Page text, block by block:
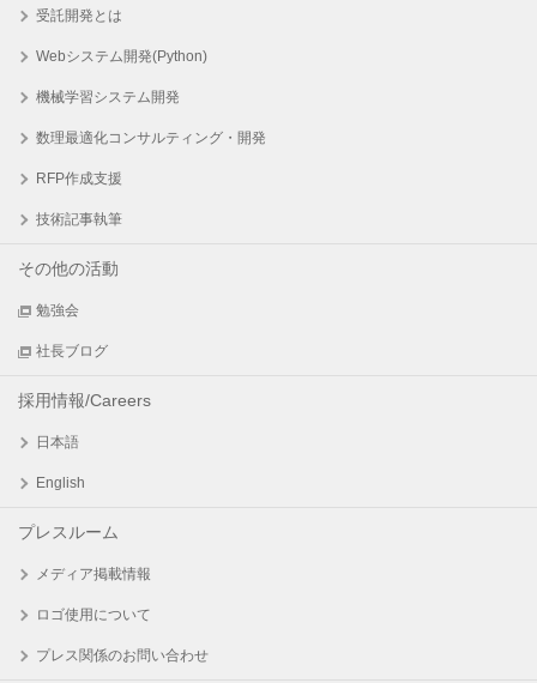
受託開発とは
Webシステム開発(Python)
機械学習システム開発
数理最適化コンサルティング・開発
RFP作成支援
技術記事執筆
その他の活動
勉強会
社長ブログ
採用情報/Careers
日本語
English
プレスルーム
メディア掲載情報
ロゴ使用について
プレス関係のお問い合わせ